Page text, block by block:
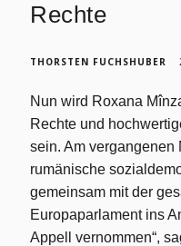
Rechte
THORSTEN FUCHSHUBER
Nun wird Roxana
Rechte und
sein. Am vergangenen
rumänische
gemeinsam mit der
Europaparlament ins
Appell vernommen“,